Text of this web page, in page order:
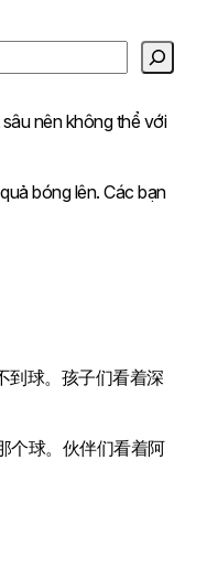
nên không thể với
quả bóng lên. Các bạn
到球。孩子们看着深
个球。伙伴们看着阿